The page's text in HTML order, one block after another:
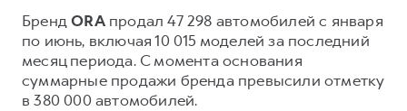
БрендORAпродал 47 298 автомобилей с января
по июнь, включая 10 015 моделей за последний
месяц периода. С момента основания
суммарные продажи бренда превысили отметку
в 380 000 автомобилей.